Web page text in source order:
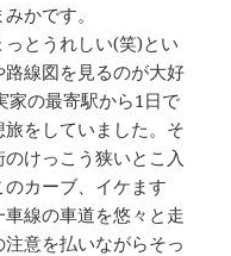
かです。
とうれしい(笑)とい
線図を見るのが大好
家の最寄駅から1日で
をしていました。そ
けっこう狭いとこ入
カーブ、イケます
線の車道を悠々と走
意を払いながらそっ